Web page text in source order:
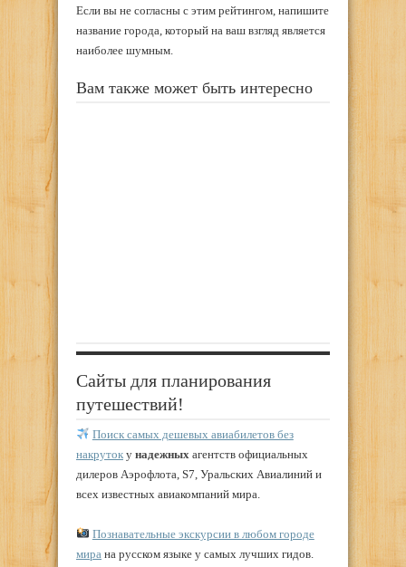
Если вы не согласны с этим рейтингом, напишите
название города, который на ваш взгляд является
наиболее шумным.
Вам также может быть интересно
Сайты для планирования
путешествий!
Поиск самых дешевых авиабилетов без
накруток у надежных агентств официальных
дилеров Аэрофлота, S7, Уральских Авиалиний и
всех известных авиакомпаний мира.
Познавательные экскурсии в любом городе
мира на русском языке у самых лучших гидов.